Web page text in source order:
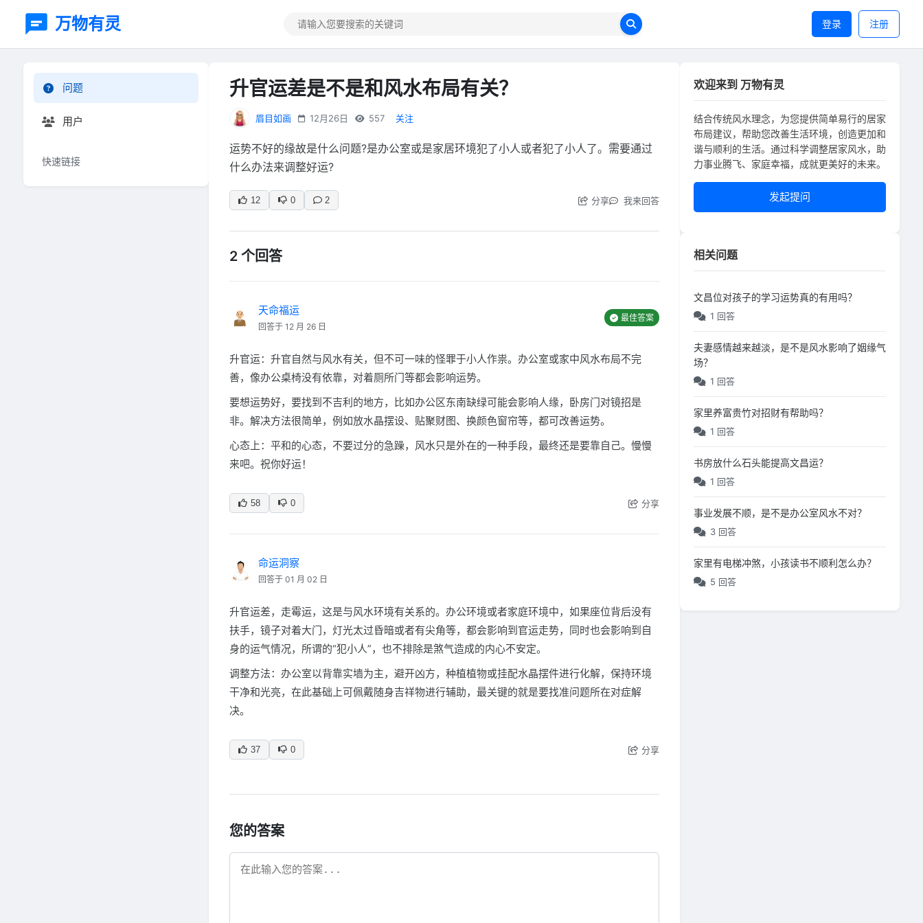
万物有灵 登录 注册
问题
用户
快速链接
升官运差是不是和风水布局有关？
眉目如画 12月26日 557 关注
运势不好的缘故是什么问题?是办公室或是家居环境犯了小人或者犯了小人了。需要通过
什么办法来调整好运?
12 0 2 分享 我来回答
2 个回答
天命福运
回答于 12 月 26 日
最佳答案
升官运：升官自然与风水有关，但不可一味的怪罪于小人作祟。办公室或家中风水布局不完
善，像办公桌椅没有依靠，对着厕所门等都会影响运势。
要想运势好，要找到不吉利的地方，比如办公区东南缺绿可能会影响人缘，卧房门对镜招是
非。解决方法很简单，例如放水晶摆设、贴聚财图、换颜色窗帘等，都可改善运势。
心态上：平和的心态，不要过分的急躁，风水只是外在的一种手段，最终还是要靠自己。慢慢
来吧。祝你好运！
58 0 分享
命运洞察
回答于 01 月 02 日
升官运差，走霉运，这是与风水环境有关系的。办公环境或者家庭环境中，如果座位背后没有
扶手，镜子对着大门，灯光太过昏暗或者有尖角等，都会影响到官运走势，同时也会影响到自
身的运气情况，所谓的“犯小人”，也不排除是煞气造成的内心不安定。
调整方法：办公室以背靠实墙为主，避开凶方，种植植物或挂配水晶摆件进行化解，保持环境
干净和光亮，在此基础上可佩戴随身吉祥物进行辅助，最关键的就是要找准问题所在对症解
决。
37 0 分享
您的答案
欢迎来到 万物有灵
结合传统风水理念，为您提供简单易行的居家
布局建议，帮助您改善生活环境，创造更加和
谐与顺利的生活。通过科学调整居家风水，助
力事业腾飞、家庭幸福，成就更美好的未来。
发起提问
相关问题
文昌位对孩子的学习运势真的有用吗？
1 回答
夫妻感情越来越淡，是不是风水影响了姻缘气
场？
1 回答
家里养富贵竹对招财有帮助吗？
1 回答
书房放什么石头能提高文昌运？
1 回答
事业发展不顺，是不是办公室风水不对？
3 回答
家里有电梯冲煞，小孩读书不顺利怎么办？
5 回答